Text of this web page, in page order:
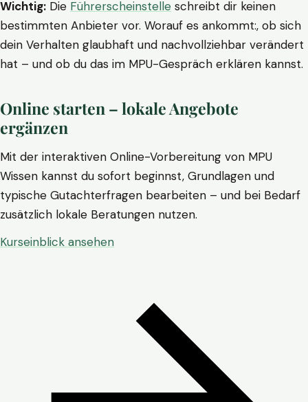
Wichtig: Die Führerscheinstelle schreibt dir keinen
bestimmten Anbieter vor. Worauf es ankommt:, ob sich
dein Verhalten glaubhaft und nachvollziehbar verändert
hat – und ob du das im MPU-Gespräch erklären kannst.
Online starten – lokale Angebote
ergänzen
Mit der interaktiven Online-Vorbereitung von MPU
Wissen kannst du sofort beginnst, Grundlagen und
typische Gutachterfragen bearbeiten – und bei Bedarf
zusätzlich lokale Beratungen nutzen.
Kurseinblick ansehen